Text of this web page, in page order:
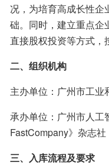
况，为培育高成长性企
础。同时，建立重点企
直接股权投资等方式，
二、组织机构
主办单位：广州市工业
承办单位：广州市人工
FastCompany》杂志社
三、入库流程及要求